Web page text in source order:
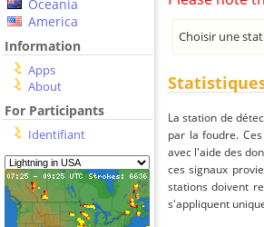
Oceania
America
Information
Apps
About
For Participants
Identifiant
Choisir une
La station de
par la foudre.
avec l'aide des
ces signaux
stations doivent
s'appliquent